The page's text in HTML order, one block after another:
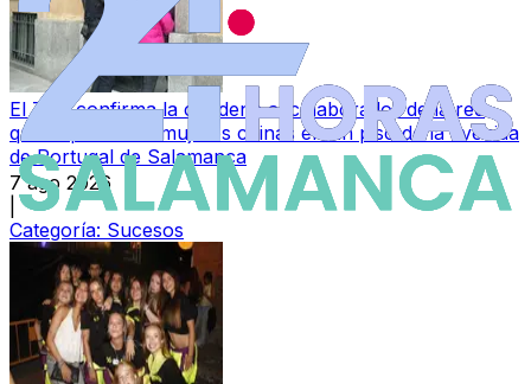
El TSJ confirma la condena al colaborador de la red
que explotaba a mujeres chinas en un piso de la avenida
de Portugal de Salamanca
7 ago 2026
Categoría: Sucesos